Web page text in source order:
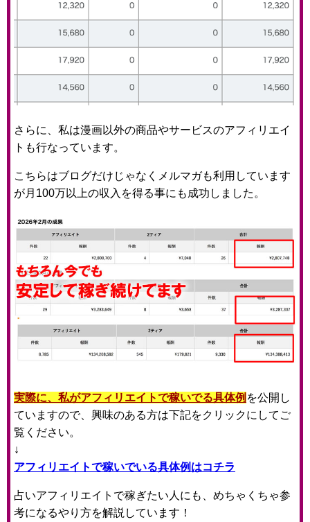
さらに、私は漫画以外の商品やサービスのアフィリエイ
トも行なっています。
こちらはブログだけじゃなくメルマガも利用しています
が月100万以上の収入を得る事にも成功しました。
実際に、私がアフィリエイトで稼いでる具体例 を公開し
ていますので、興味のある方は下記をクリックにしてご
覧ください。
↓
アフィリエイトで稼いでいる具体例はコチラ
占いアフィリエイトで稼ぎたい人にも、めちゃくちゃ参
考になるやり方を解説しています！